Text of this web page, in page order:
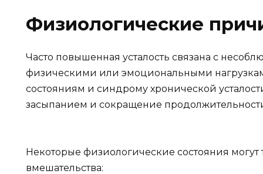
Физиологические
Часто повышенная усталость связана с
физическими или эмоциональными
состояниям и синдрому хронической
засыпанием и сокращение
Некоторые физиологические состояния
вмешательства: